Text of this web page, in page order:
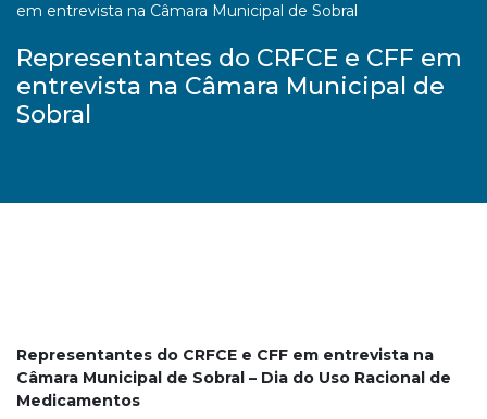
em entrevista na Câmara Municipal de Sobral
Representantes do CRFCE e CFF em
entrevista na Câmara Municipal de
Sobral
Representantes do CRFCE e CFF em entrevista na
Câmara Municipal de Sobral – Dia do Uso Racional de
Medicamentos